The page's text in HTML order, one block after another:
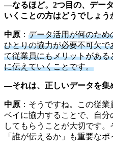
―なるほど。2つ目の、デー
いくことの方はどうでしょう
中原 ： データ活用が何のた
ひとりの協力が必要不可欠
て従業員にもメリットがあ
に伝えていくことです。
―それは、正しいデータを集
中原 ：そうですね。この従
ベイに協力することで、自
してもらうことが大切です。
「誰が伝えるか」も重要なポ